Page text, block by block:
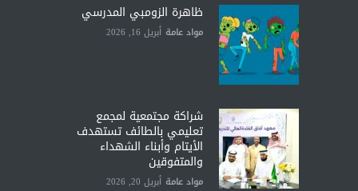
ظاهرة الزومبي المدرسي
مواد عامة أبريل 16, 2026
شراكة مجتمعية لمجمع
تعليمي بالطائف تستهدف
الأيتام وأبناء الشهداء
والمتفوقين
مواد عامة أبريل 20, 2026